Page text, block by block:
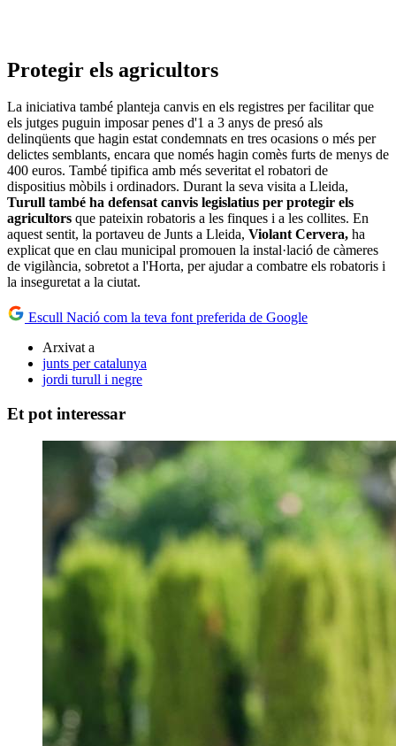
Protegir els agricultors
La iniciativa també planteja canvis en els registres per facilitar que
els jutges puguin imposar penes d'1 a 3 anys de presó als
delinqüents que hagin estat condemnats en tres ocasions o més per
delictes semblants, encara que només hagin comès furts de menys de
400 euros. També tipifica amb més severitat el robatori de
dispositius mòbils i ordinadors. Durant la seva visita a Lleida,
Turull també ha defensat canvis legislatius per protegir els
agricultors que pateixin robatoris a les finques i a les collites. En
aquest sentit, la portaveu de Junts a Lleida, Violant Cervera, ha
explicat que en clau municipal promouen la instal·lació de càmeres
de vigilància, sobretot a l'Horta, per ajudar a combatre els robatoris i
la inseguretat a la ciutat.
Escull Nació com la teva font preferida de Google
Arxivat a
junts per catalunya
jordi turull i negre
Et pot interessar